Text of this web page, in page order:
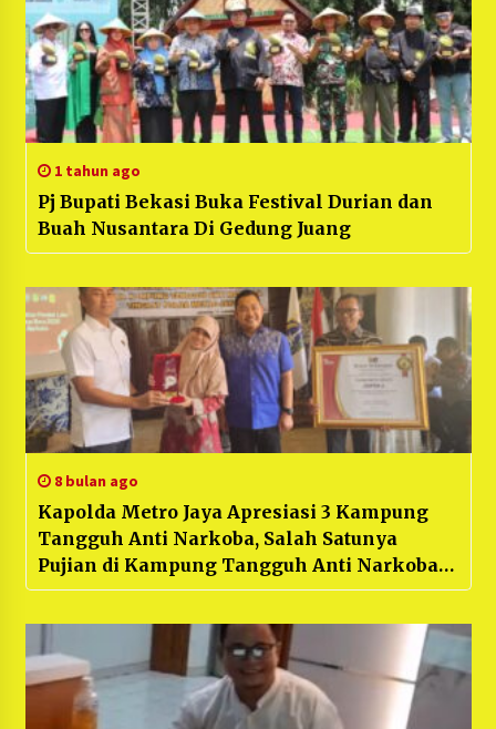
1 tahun ago
Pj Bupati Bekasi Buka Festival Durian dan
Buah Nusantara Di Gedung Juang
8 bulan ago
Kapolda Metro Jaya Apresiasi 3 Kampung
Tangguh Anti Narkoba, Salah Satunya
Pujian di Kampung Tangguh Anti Narkoba
Polres Metro Bekasi, KasatNarkoba Polres
Melindungi Masyarakat”